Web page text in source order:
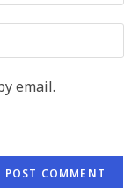
email.